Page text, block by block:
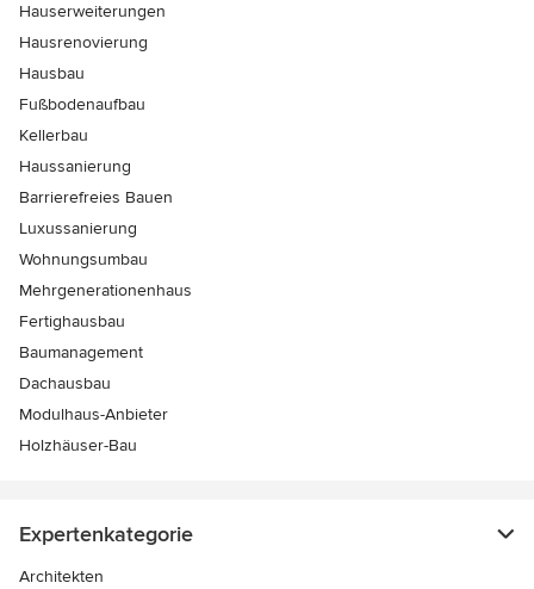
Hauserweiterungen
Hausrenovierung
Hausbau
Fußbodenaufbau
Kellerbau
Haussanierung
Barrierefreies Bauen
Luxussanierung
Wohnungsumbau
Mehrgenerationenhaus
Fertighausbau
Baumanagement
Dachausbau
Modulhaus-Anbieter
Holzhäuser-Bau
Expertenkategorie
Architekten